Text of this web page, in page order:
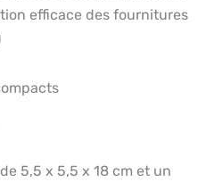
efficace des fournitures
5,5 x 5,5 x 18 cm et un